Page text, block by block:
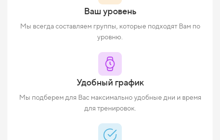
Ваш уровень
Мы всегда составляем группы, которые подходят Вам по
уровню.
Удобный график
Мы подберем для Вас максимально удобные дни и время
для тренировок.